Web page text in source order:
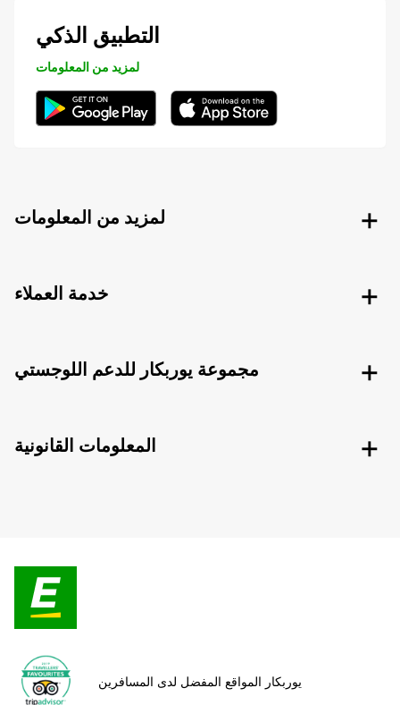
التطبيق الذكي
لمزيد من المعلومات
لمزيد من المعلومات
خدمة العملاء
مجموعة يوربكار للدعم اللوجستي
المعلومات القانونية
يوربكار المواقع المفضل لدى المسافرين